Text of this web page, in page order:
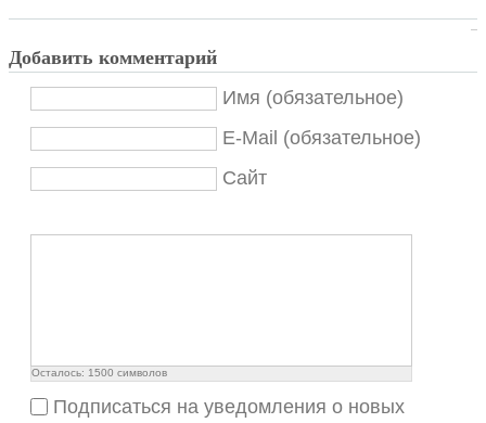
Добавить комментарий
Имя (обязательное)
E-Mail (обязательное)
Сайт
Осталось: 1500 символов
Подписаться на уведомления о новых